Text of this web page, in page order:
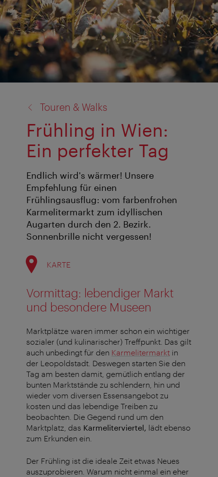
Touren & Walks
Frühling in Wien:
Ein perfekter Tag
Endlich wird's wärmer! Unsere
Empfehlung für einen
Frühlingsausflug: vom farbenfrohen
Karmelitermarkt zum idyllischen
Augarten durch den 2. Bezirk.
Sonnenbrille nicht vergessen!
KARTE
Vormittag: lebendiger Markt
und besondere Museen
Marktplätze waren immer schon ein wichtiger
sozialer (und kulinarischer) Treffpunkt. Das gilt
auch unbedingt für den Karmelitermarkt in
der Leopoldstadt. Deswegen starten Sie den
Tag am besten damit, gemütlich entlang der
bunten Marktstände zu schlendern, hin und
wieder vom diversen Essensangebot zu
kosten und das lebendige Treiben zu
beobachten. Die Gegend rund um den
Marktplatz, das Karmeliterviertel, lädt ebenso
zum Erkunden ein.
Der Frühling ist die ideale Zeit etwas Neues
auszuprobieren. Warum nicht einmal ein eher